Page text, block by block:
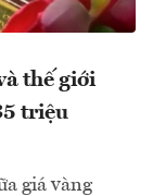
thế giới
triệu
giá vàng